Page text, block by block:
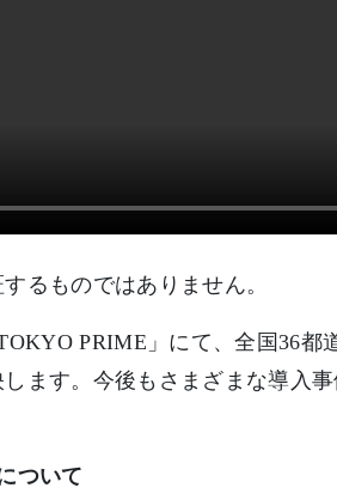
るものではありません。
PRIME」にて、全国36都
ます。今後もさまざまな導入
ついて